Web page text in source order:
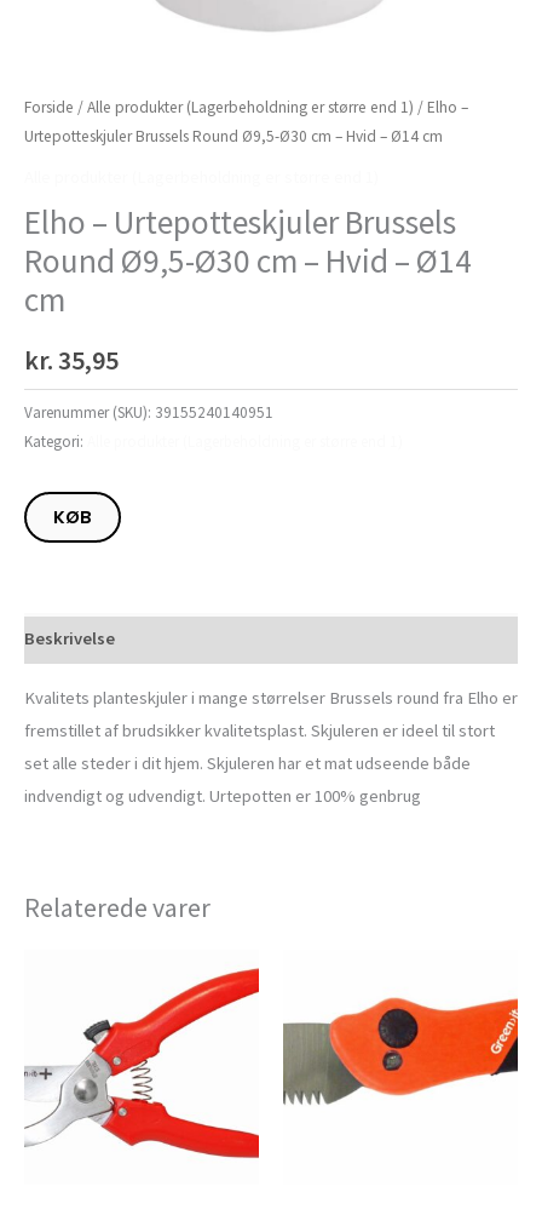
Forside /Alle produkter (Lagerbeholdning er større end 1) / Elho –
Urtepotteskjuler Brussels Round Ø9,5-Ø30 cm – Hvid – Ø14 cm
Elho – Urtepotteskjuler Brussels
Round Ø9,5-Ø30 cm – Hvid – Ø14
cm
kr. 35,95
Varenummer (SKU): 39155240140951
Kategori:
KØB
Beskrivelse
Kvalitets planteskjuler i mange størrelser Brussels round fra Elho er
fremstillet af brudsikker kvalitetsplast. Skjuleren er ideel til stort
set alle steder i dit hjem. Skjuleren har et mat udseende både
indvendigt og udvendigt. Urtepotten er 100% genbrug
Relaterede varer